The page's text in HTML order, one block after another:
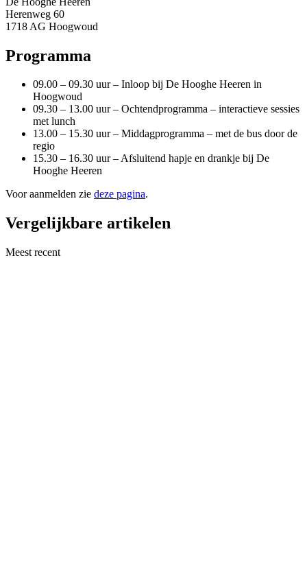
Herenweg 60
1718 AG Hoogwoud
Programma
09.00 – 09.30 uur – Inloop bij De Hooghe Heeren in
Hoogwoud
09.30 – 13.00 uur – Ochtendprogramma – interactieve sessies
met lunch
13.00 – 15.30 uur – Middagprogramma – met de bus door de
regio
15.30 – 16.30 uur – Afsluitend hapje en drankje bij De
Hooghe Heeren
Voor aanmelden zie deze pagina.
Vergelijkbare artikelen
Meest recent